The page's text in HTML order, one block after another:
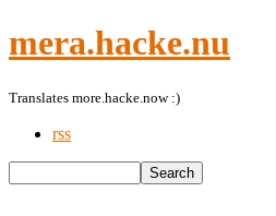
mera.hacke.nu
Translates more.hacke.now :)
rss